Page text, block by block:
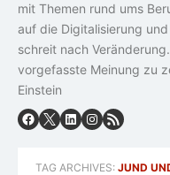
mit Themen rund ums
auf die Digitalisierung
schreit nach
vorgefasste Meinung zu
Einstein
TAG ARCHIVES: JUND